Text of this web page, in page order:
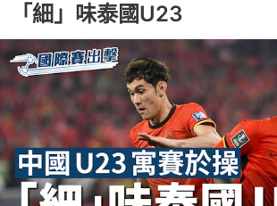
「細」味泰國U23